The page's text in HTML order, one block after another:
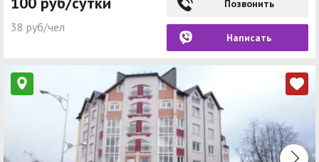
38 руб/чел
Позвонить
Написать